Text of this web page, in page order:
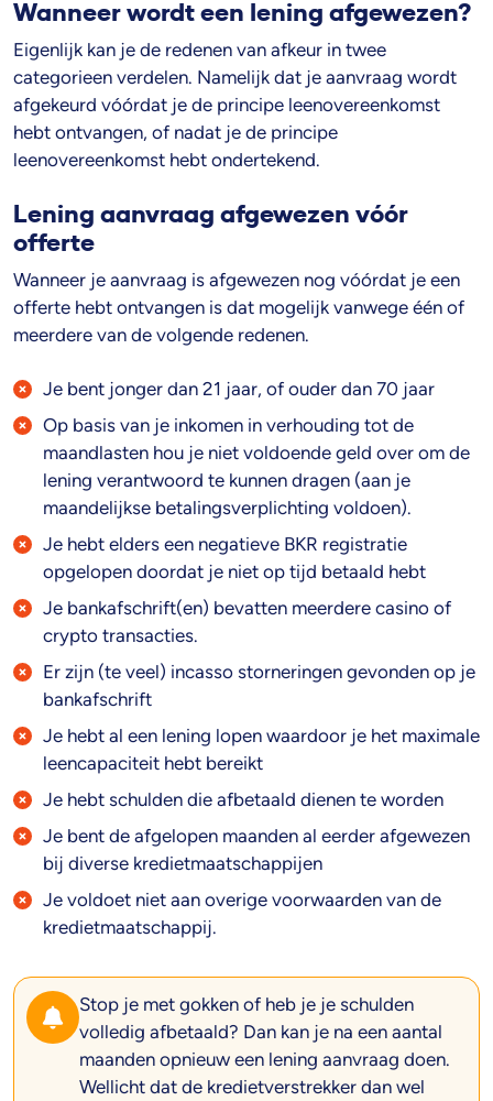
Wanneer wordt een lening afgewezen?
Eigenlijk kan je de redenen van afkeur in twee
categorieen verdelen. Namelijk dat je aanvraag wordt
afgekeurd vóórdat je de principe leenovereenkomst
hebt ontvangen, of nadat je de principe
leenovereenkomst hebt ondertekend.
Lening aanvraag afgewezen vóór
offerte
Wanneer je aanvraag is afgewezen nog vóórdat je een
offerte hebt ontvangen is dat mogelijk vanwege één of
meerdere van de volgende redenen.
Je bent jonger dan 21 jaar, of ouder dan 70 jaar
Op basis van je inkomen in verhouding tot de
maandlasten hou je niet voldoende geld over om de
lening verantwoord te kunnen dragen (aan je
maandelijkse betalingsverplichting voldoen).
Je hebt elders een negatieve BKR registratie
opgelopen doordat je niet op tijd betaald hebt
Je bankafschrift(en) bevatten meerdere casino of
crypto transacties.
Er zijn (te veel) incasso storneringen gevonden op je
bankafschrift
Je hebt al een lening lopen waardoor je het maximale
leencapaciteit hebt bereikt
Je hebt schulden die afbetaald dienen te worden
Je bent de afgelopen maanden al eerder afgewezen
bij diverse kredietmaatschappijen
Je voldoet niet aan overige voorwaarden van de
kredietmaatschappij.
Stop je met gokken of heb je je schulden
volledig afbetaald? Dan kan je na een aantal
maanden opnieuw een lening aanvraag doen.
Wellicht dat de kredietverstrekker dan wel